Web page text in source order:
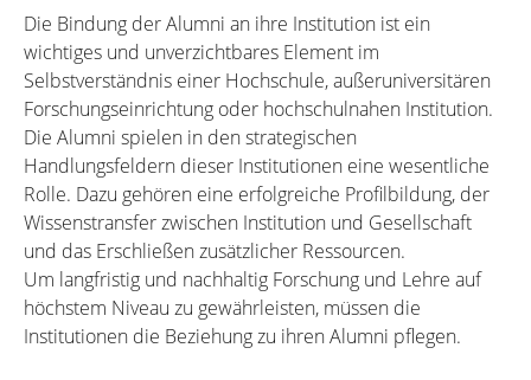
Die Bindung der Alumni an ihre Institution ist ein
wichtiges und unverzichtbares Element im
Selbstverständnis einer Hochschule, außeruniversitären
Forschungseinrichtung oder hochschulnahen Institution.
Die Alumni spielen in den strategischen
Handlungsfeldern dieser Institutionen eine wesentliche
Rolle. Dazu gehören eine erfolgreiche Profilbildung, der
Wissenstransfer zwischen Institution und Gesellschaft
und das Erschließen zusätzlicher Ressourcen.
Um langfristig und nachhaltig Forschung und Lehre auf
höchstem Niveau zu gewährleisten, müssen die
Institutionen die Beziehung zu ihren Alumni pflegen.